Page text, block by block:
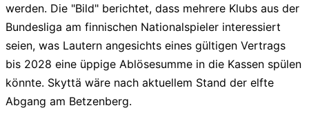
werden. Die "Bild" berichtet, dass mehrere Klubs aus der
Bundesliga am finnischen Nationalspieler interessiert
seien, was Lautern angesichts eines gültigen Vertrags
bis 2028 eine üppige Ablösesumme in die Kassen spülen
könnte. Skyttä wäre nach aktuellem Stand der elfte
Abgang am Betzenberg.